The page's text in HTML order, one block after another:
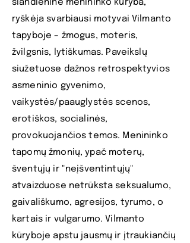
šiandienine menininko kūryba,
ryškėja svarbiausi motyvai Vilmanto
tapyboje – žmogus, moteris,
žvilgsnis, lytiškumas. Paveikslų
siužetuose dažnos retrospektyvios
asmeninio gyvenimo,
vaikystės/paauglystės scenos,
erotiškos, socialinės,
provokuojančios temos. Menininko
tapomų žmonių, ypač moterų,
šventųjų ir "neįšventintųjų"
atvaizduose netrūksta seksualumo,
gaivališkumo, agresijos, tyrumo, o
kartais ir vulgarumo. Vilmanto
kūryboje apstu jausmų ir įtraukiančių